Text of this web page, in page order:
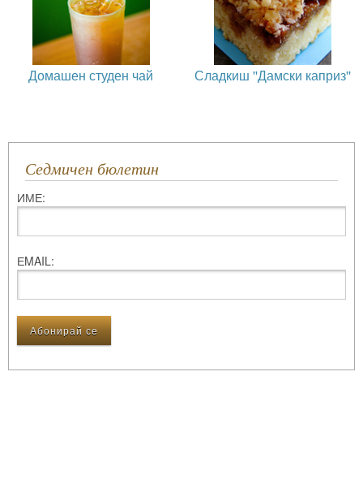
Домашен студен чай Сладкиш ''Дамски каприз''
Седмичен бюлетин
ИМЕ:
ЕMAIL: